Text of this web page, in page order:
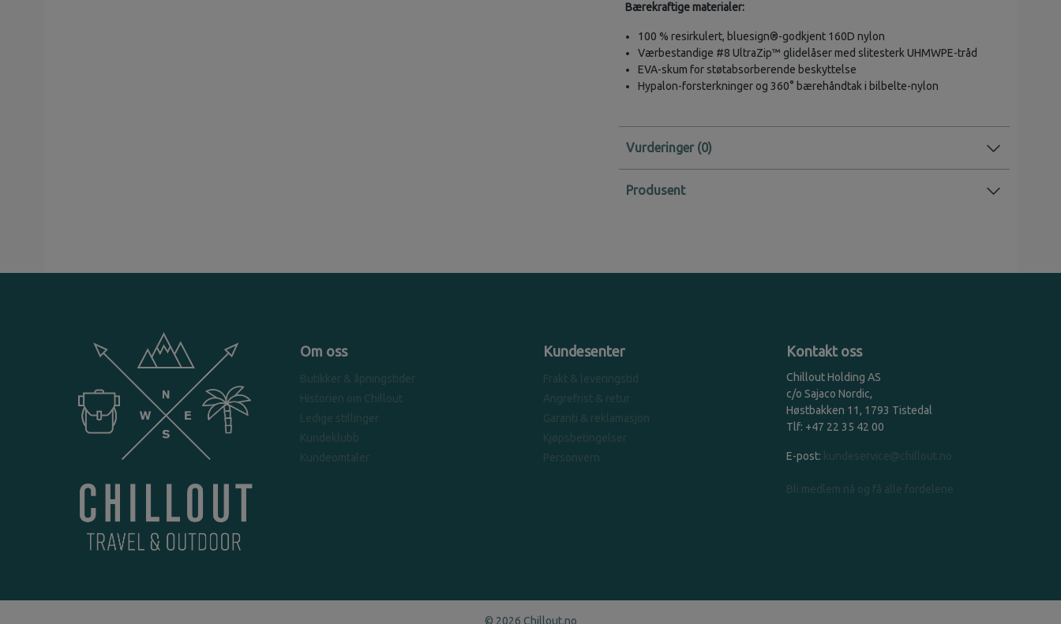
Bærekraftige materialer:
100 % resirkulert, bluesign®-godkjent 160D nylon
Værbestandige #8 UltraZip™ glidelåser med slitesterk UHMWPE-tråd
EVA-skum for støtabsorberende beskyttelse
Hypalon-forsterkninger og 360° bærehåndtak i bilbelte-nylon
Vurderinger
Produsent
Om oss
Butikker & åpningstider
Historien om Chillout
Ledige stillinger
Kundeklubb
Kundeomtaler
Kundesenter
Frakt & leveringstid
Angrefrist & retur
Garanti & reklamasjon
Kjøpsbetingelser
Personvern
Kontakt oss
Chillout Holding AS
c/o Sajaco Nordic,
Høstbakken 11, 1793 Tistedal
Tlf: +47 22 35 42 00
E-post: kundeservice@chillout.no
Bli medlem nå og få alle fordelene
© 2026 Chillout.no